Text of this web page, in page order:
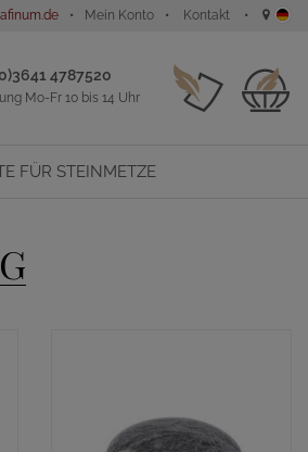
Mein Konto Kontakt
4787520
Mo-Fr 10 bis 14 Uhr
FÜR STEINMETZE